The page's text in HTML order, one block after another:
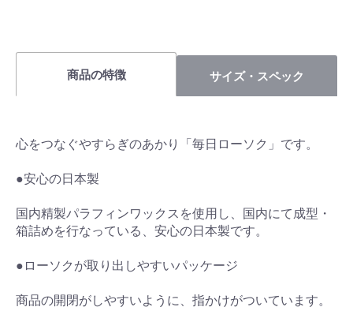
商品の特徴 サイズ・スペック
心をつなぐやすらぎのあかり「毎日ローソク」です。
●安心の日本製
国内精製パラフィンワックスを使用し、国内にて成型・
箱詰めを行なっている、安心の日本製です。
●ローソクが取り出しやすいパッケージ
商品の開閉がしやすいように、指かけがついています。